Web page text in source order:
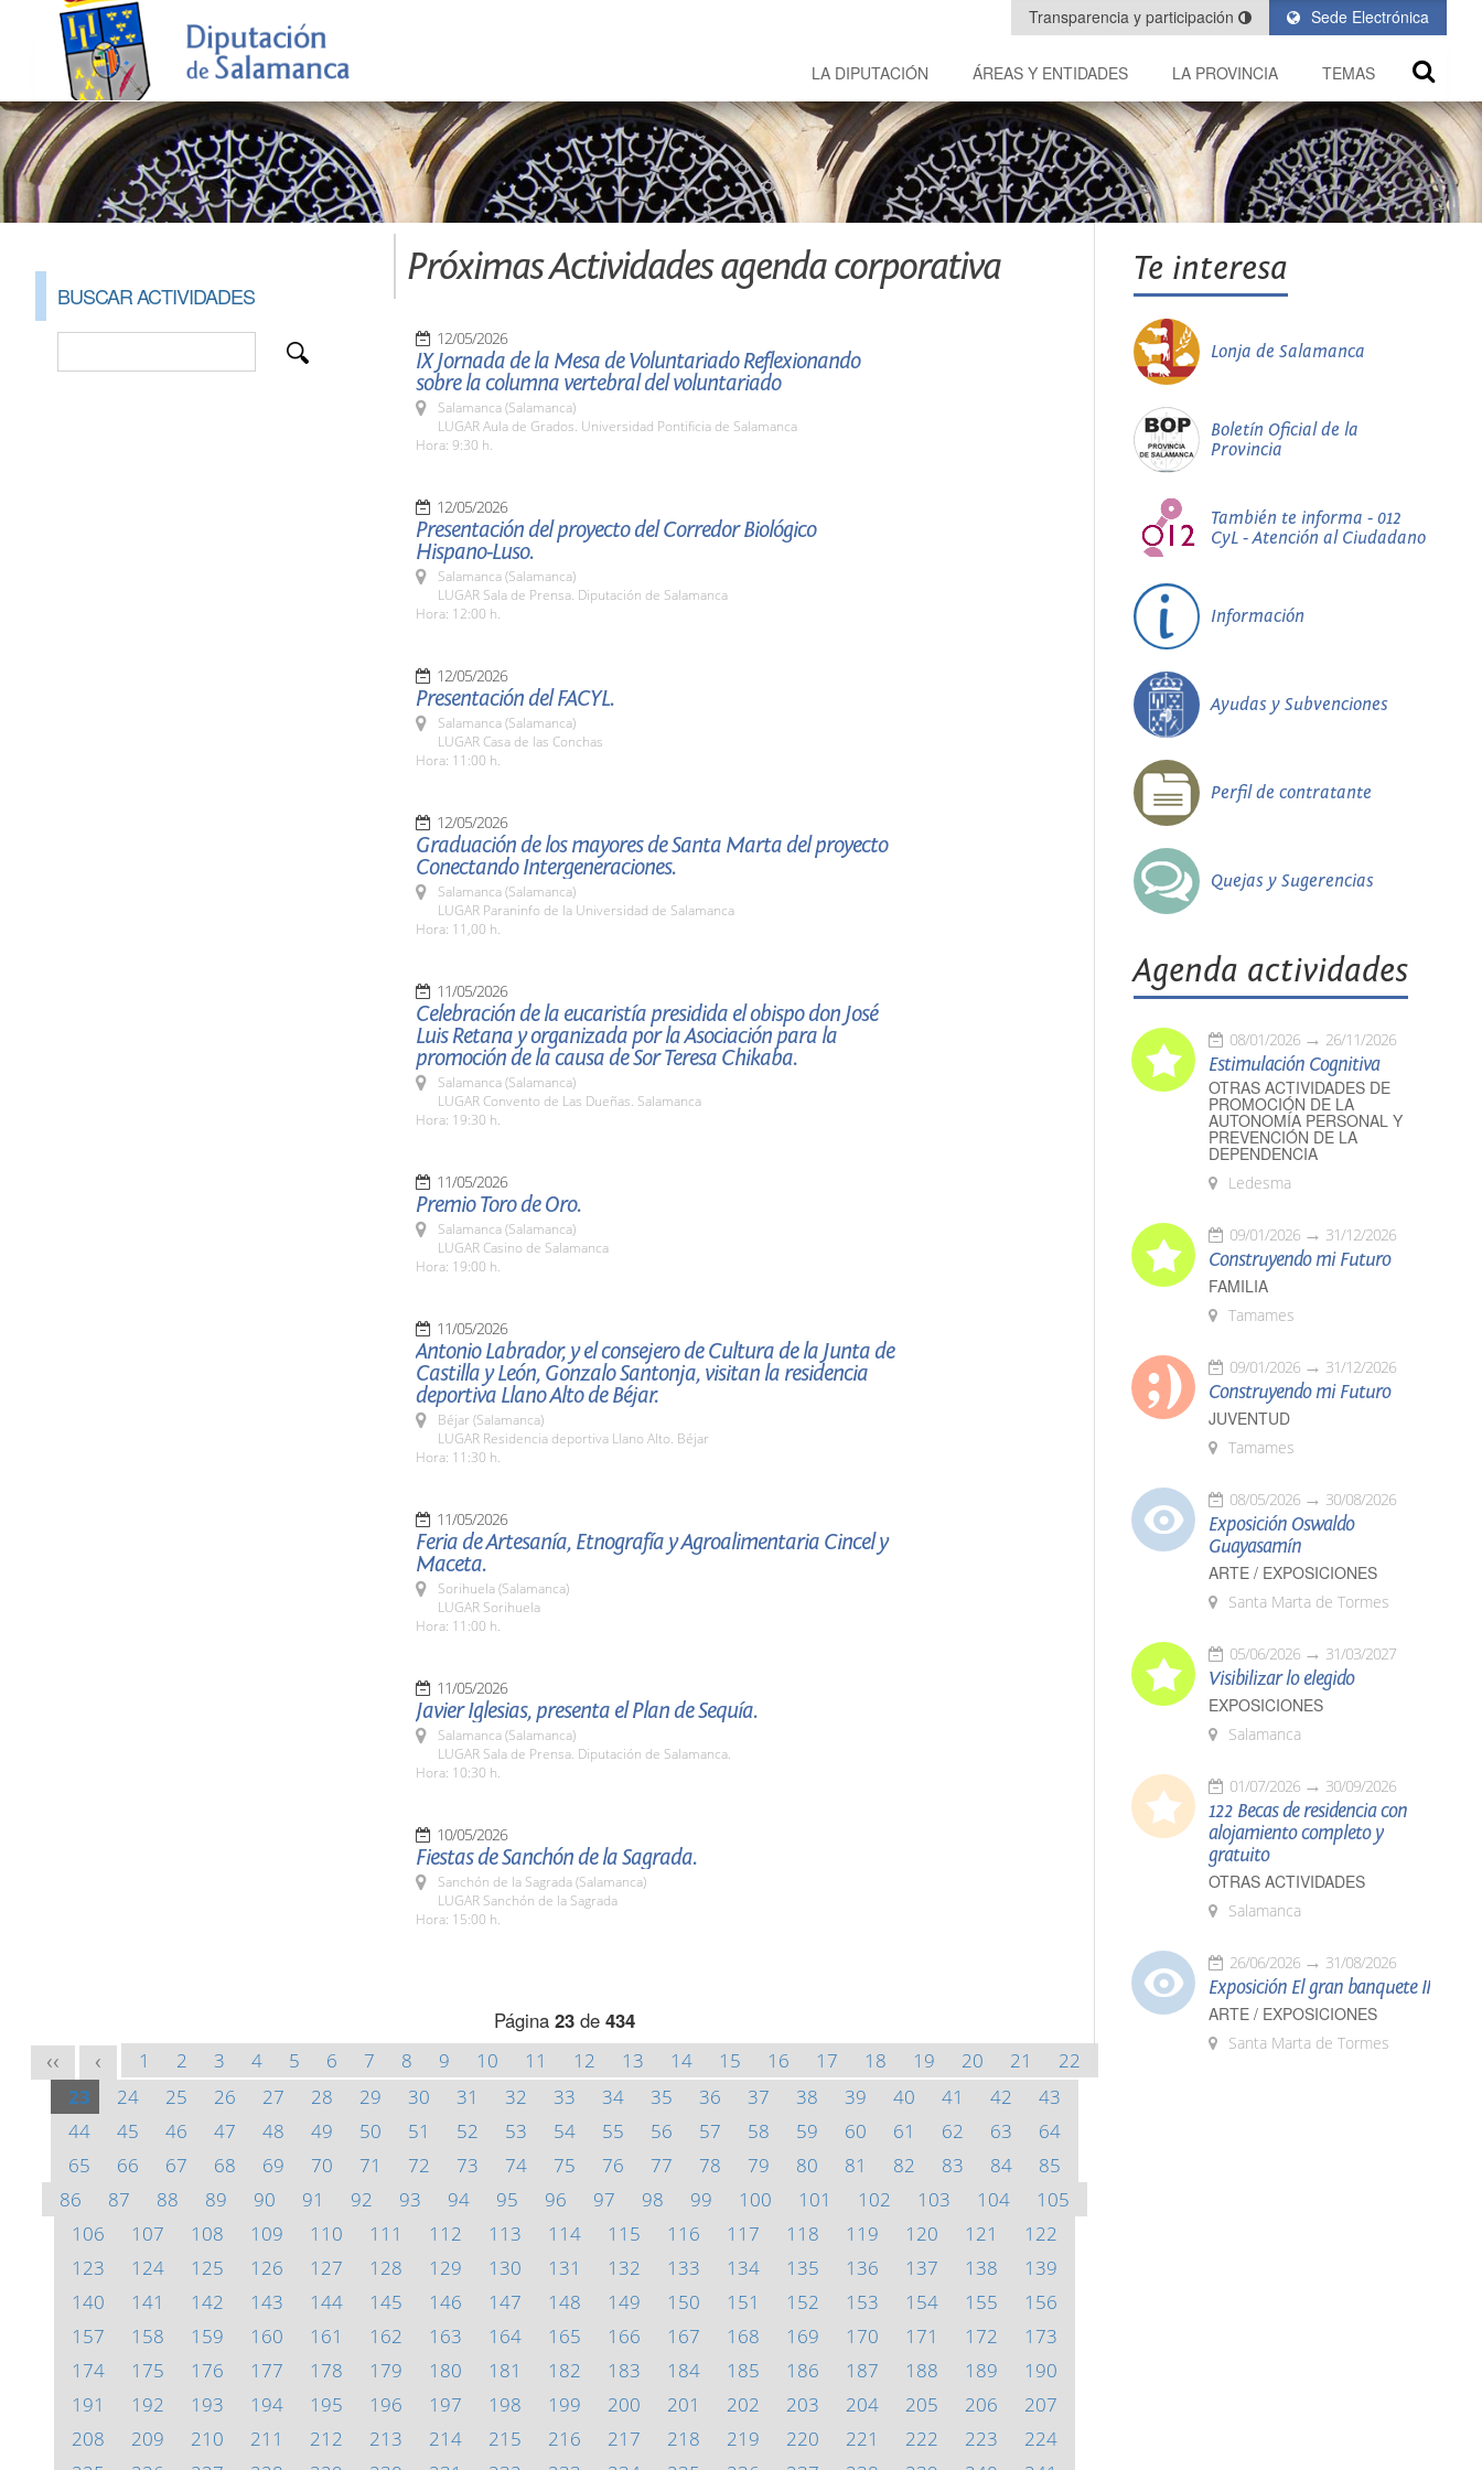
Sede Electrónica
Transparencia y participación
LA DIPUTACIÓN ÁREAS Y ENTIDADES LA PROVINCIA TEMAS
BUSCAR ACTIVIDADES
Próximas Actividades agenda corporativa
12/05/2026
IX Jornada de la Mesa de Voluntariado Reflexionando
sobre la columna vertebral del voluntariado
Salamanca (Salamanca)
LUGAR Aula de Grados. Universidad Pontificia de Salamanca
Hora: 9:30 h.
12/05/2026
Presentación del proyecto del Corredor Biológico
Hispano-Luso.
Salamanca (Salamanca)
LUGAR Sala de Prensa. Diputación de Salamanca
Hora: 12:00 h.
12/05/2026
Presentación del FACYL.
Salamanca (Salamanca)
LUGAR Casa de las Conchas
Hora: 11:00 h.
12/05/2026
Graduación de los mayores de Santa Marta del proyecto
Conectando Intergeneraciones.
Salamanca (Salamanca)
LUGAR Paraninfo de la Universidad de Salamanca
Hora: 11,00 h.
11/05/2026
Celebración de la eucaristía presidida el obispo don José
Luis Retana y organizada por la Asociación para la
promoción de la causa de Sor Teresa Chikaba.
Salamanca (Salamanca)
LUGAR Convento de Las Dueñas. Salamanca
Hora: 19:30 h.
11/05/2026
Premio Toro de Oro.
Salamanca (Salamanca)
LUGAR Casino de Salamanca
Hora: 19:00 h.
11/05/2026
Antonio Labrador, y el consejero de Cultura de la Junta de
Castilla y León, Gonzalo Santonja, visitan la residencia
deportiva Llano Alto de Béjar.
Béjar (Salamanca)
LUGAR Residencia deportiva Llano Alto. Béjar
Hora: 11:30 h.
11/05/2026
Feria de Artesanía, Etnografía y Agroalimentaria Cincel y
Maceta.
Sorihuela (Salamanca)
LUGAR Sorihuela
Hora: 11:00 h.
11/05/2026
Javier Iglesias, presenta el Plan de Sequía.
Salamanca (Salamanca)
LUGAR Sala de Prensa. Diputación de Salamanca.
Hora: 10:30 h.
10/05/2026
Fiestas de Sanchón de la Sagrada.
Sanchón de la Sagrada (Salamanca)
LUGAR Sanchón de la Sagrada
Hora: 15:00 h.
Página 23 de 434
<< < 1 2 3 4 5 6 7 8 9 10 11 12 13 14 15 16 17 18 19 20 21
22
23
24 25 26 27 28 29 30 31 32 33 34 35 36 37 38 39 40 41 42
43
44
45 46 47 48 49 50 51 52 53 54 55 56 57 58 59 60 61 62 63
64
65
66 67 68 69 70 71 72 73 74 75 76 77 78 79 80 81 82 83 84
85
86
87 88 89 90 91 92 93 94 95 96 97 98 99 100 101 102 103 104
105
106
107 108 109 110 111 112 113 114 115 116 117 118 119 120 121
122
123
124 125 126 127 128 129 130 131 132 133 134 135 136 137 138
139
140
141 142 143 144 145 146 147 148 149 150 151 152 153 154 155
156
157
158 159 160 161 162 163 164 165 166 167 168 169 170 171 172
173
174
175 176 177 178 179 180 181 182 183 184 185 186 187 188 189
190
191
192 193 194 195 196 197 198 199 200 201 202 203 204 205 206
207
208
209 210 211 212 213 214 215 216 217 218 219 220 221 222 223
224
Te interesa
Lonja de Salamanca
Boletín Oficial de la
Provincia
También te informa - 012
CyL - Atención al Ciudadano
Información
Ayudas y Subvenciones
Perfil de contratante
Quejas y Sugerencias
Agenda actividades
08/01/2026 26/11/2026
Estimulación Cognitiva
OTRAS ACTIVIDADES DE
PROMOCIÓN DE LA
AUTONOMÍA PERSONAL Y
PREVENCIÓN DE LA
DEPENDENCIA
Ledesma
09/01/2026 31/12/2026
Construyendo mi Futuro
FAMILIA
Tamames
09/01/2026 31/12/2026
Construyendo mi Futuro
JUVENTUD
Tamames
08/05/2026 30/08/2026
Exposición Oswaldo
Guayasamín
ARTE / EXPOSICIONES
Santa Marta de Tormes
05/06/2026 31/03/2027
Visibilizar lo elegido
EXPOSICIONES
Salamanca
01/07/2026 30/09/2026
122 Becas de residencia con
alojamiento completo y
gratuito
OTRAS ACTIVIDADES
Salamanca
26/06/2026 31/08/2026
Exposición El gran banquete II
ARTE / EXPOSICIONES
Santa Marta de Tormes